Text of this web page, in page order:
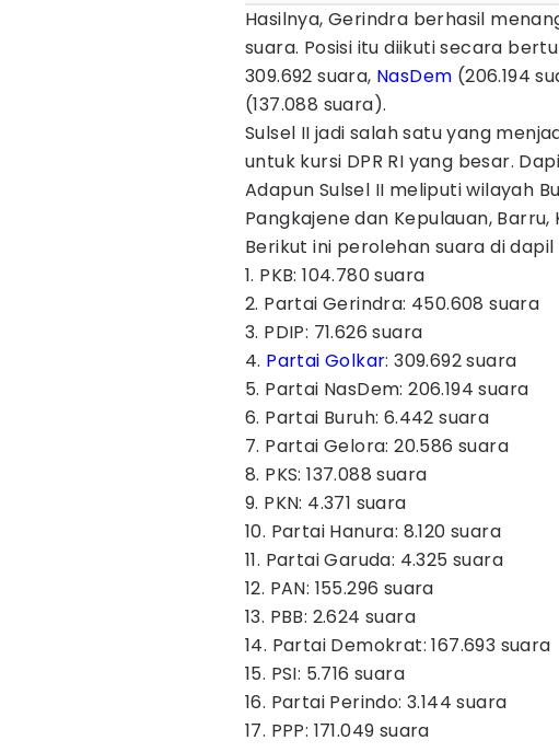
Hasilnya, Gerindra berhasil
suara. Posisi itu diikuti secara
309.692 suara, NasDem (206.194
(137.088 suara).
Sulsel II jadi salah satu yang
untuk kursi DPR RI yang besar.
Adapun Sulsel II meliputi wilayah
Pangkajene dan Kepulauan,
Berikut ini perolehan suara di dapil
1. PKB: 104.780 suara
2. Partai Gerindra: 450.608 suara
3. PDIP: 71.626 suara
4. Partai Golkar: 309.692 suara
5. Partai NasDem: 206.194 suara
6. Partai Buruh: 6.442 suara
7. Partai Gelora: 20.586 suara
8. PKS: 137.088 suara
9. PKN: 4.371 suara
10. Partai Hanura: 8.120 suara
11. Partai Garuda: 4.325 suara
12. PAN: 155.296 suara
13. PBB: 2.624 suara
14. Partai Demokrat: 167.693 suara
15. PSI: 5.716 suara
16. Partai Perindo: 3.144 suara
17. PPP: 171.049 suara